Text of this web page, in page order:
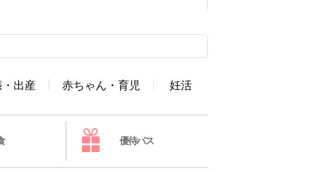
出産 赤ちゃん・育児 妊活
優待パス